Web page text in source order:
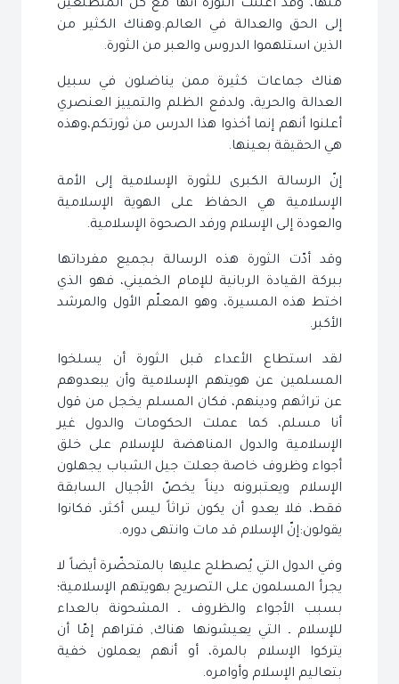
منها، وقد أعلنت الثورة أنّها مع كل المتطلّعين
إلى الحق والعدالة في العالم.وهناك الكثير من
الذين استلهموا الدروس والعبر من الثورة.
هناك جماعات كثيرة ممن يناضلون في سبيل
العدالة والحرية، ولدفع الظلم والتمييز العنصري
أعلنوا أنهم إنما أخذوا هذا الدرس من ثورتكم،وهذه
هي الحقيقة بعينها.
إنّ الرسالة الكبرى للثورة الإسلامية إلى الأمة
الإسلامية هي الحفاظ على الهوية الإسلامية
والعودة إلى الإسلام ورفد الصحوة الإسلامية.
وقد أدّت الثورة هذه الرسالة بجميع مفرداتها
ببركة القيادة الربانية للإمام الخميني، فهو الذي
اختط هذه المسيرة، وهو المعلّم الأول والمرشد
الأكبر.
لقد استطاع الأعداء قبل الثورة أن يسلخوا
المسلمين عن هويتهم الإسلامية وأن يبعدوهم
عن تراثهم ودينهم، فكان المسلم يخجل من قول
أنا مسلم، كما عملت الحكومات والدول غير
الإسلامية والدول المناهضة للإسلام على خلق
أجواء وظروف خاصة جعلت جيل الشباب يجهلون
الإسلام ويعتبرونه ديناً يخصّ الأجيال السابقة
فقط، فلا يعدو أن يكون تراثاً ليس أكثر، فكانوا
يقولون:إنّ الإسلام قد مات وانتهى دوره.
وفي الدول التي يُصطلح عليها بالمتحضّرة أيضاً لا
يجرأ المسلمون على التصريح بهويتهم الإسلامية؛
بسبب الأجواء والظروف ـ المشحونة بالعداء
للإسلام ـ التي يعيشونها هناك, فتراهم إمّا أن
يتركوا الإسلام بالمرة، أو أنهم يعملون خفية
بتعاليم الإسلام وأوامره.